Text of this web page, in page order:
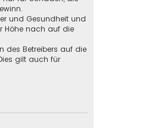
und Gesundheit und
Höhe nach auf die
des Betreibers auf die
gilt auch für